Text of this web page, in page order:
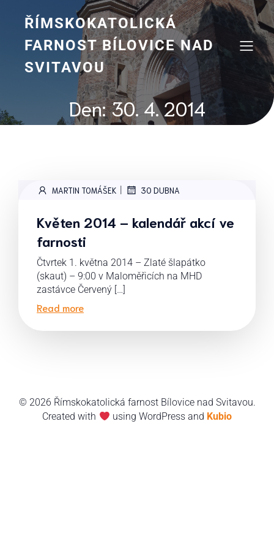
contentŘÍMSKOKATOLICKÁ
FARNOST BÍLOVICE NAD
SVITAVOU
Den:30. 4. 2014
MARTIN TOMÁŠEK | 30 DUBNA
Květen 2014 – kalendář akcí ve
farnosti
Čtvrtek 1. května 2014 – Zlaté šlapátko
(skaut) – 9:00 v Maloměřicích na MHD
zastávce Červený […]
Read more
© 2026 Římskokatolická farnost Bílovice nad Svitavou.
Created with
using WordPress and Kubio